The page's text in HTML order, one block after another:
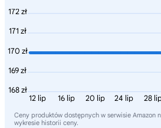
172 zł
171 zł
170 zł
169 zł
168 zł
28
24 lip
20 lip
16 lip
12 lip
Ceny produktów dostępnych w serwisie Amazon
wykresie historii ceny.